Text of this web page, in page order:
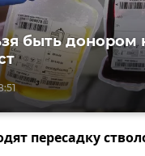
быть донором
пересадку